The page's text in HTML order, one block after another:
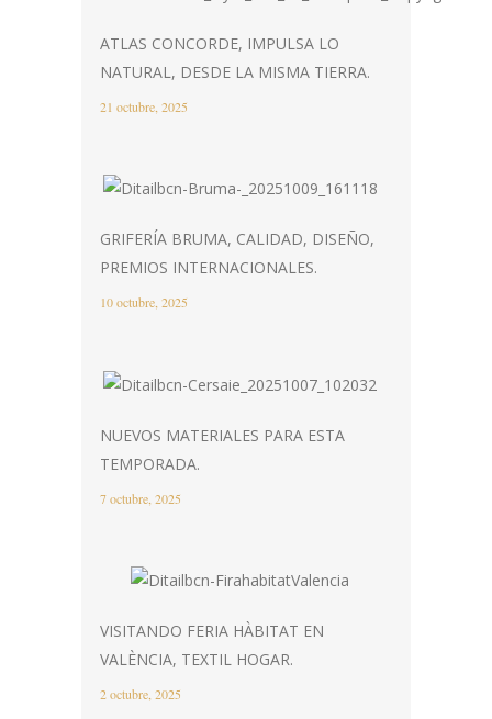
ATLAS CONCORDE, IMPULSA LO
NATURAL, DESDE LA MISMA TIERRA.
21 octubre, 2025
GRIFERÍA BRUMA, CALIDAD, DISEÑO,
PREMIOS INTERNACIONALES.
10 octubre, 2025
NUEVOS MATERIALES PARA ESTA
TEMPORADA.
7 octubre, 2025
VISITANDO FERIA HÀBITAT EN
VALÈNCIA, TEXTIL HOGAR.
2 octubre, 2025